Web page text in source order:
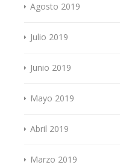
Agosto 2019
Julio 2019
Junio 2019
Mayo 2019
Abril 2019
Marzo 2019